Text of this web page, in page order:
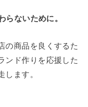
らないために。
の商品を良くするた
ンド作りを応援した
ます。